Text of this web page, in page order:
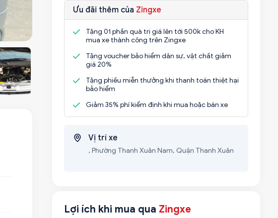
Ưu đãi thêm của Zingxe
Tặng 01 phần quà trị giá lên tới 500k cho KH
mua xe thành công trên Zingxe
Tặng voucher bảo hiểm dân sự, vật chất giảm
giá 20%
Tặng phiếu miễn thưởng khi thanh toán thiệt hại
bảo hiểm
Giảm 35% phí kiểm định khi mua hoặc bán xe
Vị trí xe
, Phường Thanh Xuân Nam, Quận Thanh Xuân
Lợi ích khi mua qua Zingxe